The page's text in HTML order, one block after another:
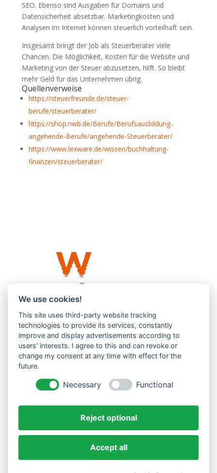
SEO. Ebenso sind Ausgaben für Domains und
Datensicherheit absetzbar. Marketingkosten und
Analysen im Internet können steuerlich vorteilhaft sein.
Insgesamt bringt der Job als Steuerberater viele
Chancen. Die Möglichkeit, Kosten für die Website und
Marketing von der Steuer abzusetzen, hilft. So bleibt
mehr Geld für das Unternehmen übrig.
Quellenverweise
https://steuerfreunde.de/steuer-
berufe/steuerberater/
https://shop.nwb.de/Berufe/Berufsausbildung-
angehende-Berufe/angehende-Steuerberater/
https://www.lexware.de/wissen/buchhaltung-
finanzen/steuerberater/
Westküste UG (haftungsbeschränkt)
Menzlingen 14 B
51503 Rösrath
Datenschutzerklärung
We use cookies!
This site uses third-party website tracking
technologies to provide its services, constantly
improve and display advertisements according to
users' interests. I agree to this and can revoke or
change my consent at any time with effect for the
future.
Necessary Functional
Reject optional
Accept all